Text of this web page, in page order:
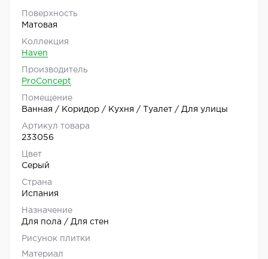
Поверхность
Матовая
Коллекция
Haven
Производитель
ProConcept
Помещение
Ванная / Коридор / Кухня / Туалет / Для улицы
Артикул товара
233056
Цвет
Серый
Страна
Испания
Назначение
Для пола / Для стен
Рисунок плитки
Материал